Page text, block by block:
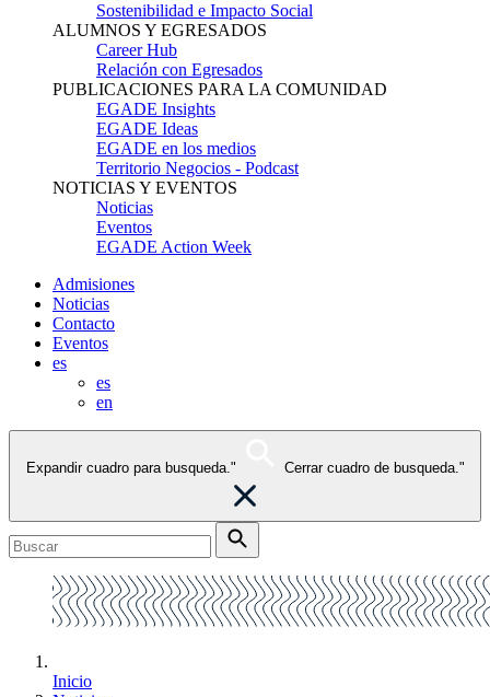
Sostenibilidad e Impacto Social
ALUMNOS Y EGRESADOS
Career Hub
Relación con Egresados
PUBLICACIONES PARA LA COMUNIDAD
EGADE Insights
EGADE Ideas
EGADE en los medios
Territorio Negocios - Podcast
NOTICIAS Y EVENTOS
Noticias
Eventos
EGADE Action Week
Admisiones
Noticias
Contacto
Eventos
es
es
en
Expandir cuadro para busqueda." Cerrar cuadro de busqueda."
Inicio